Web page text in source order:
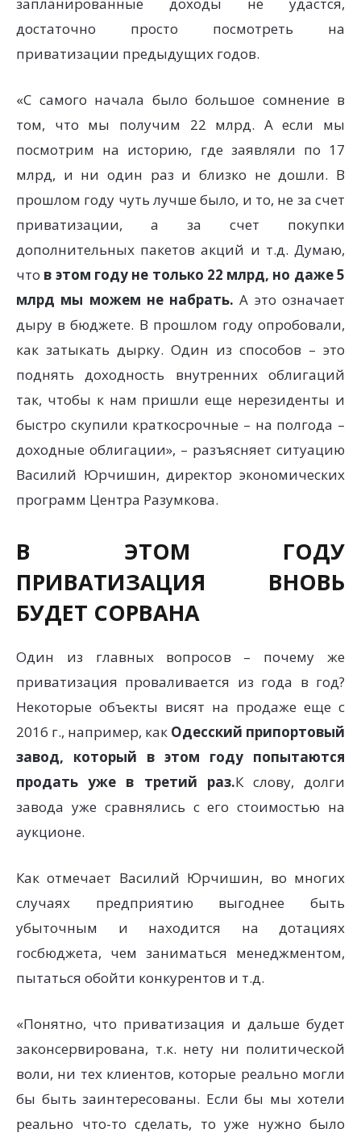
достаточно просто посмотреть на
приватизации предыдущих годов.
«С самого начала было большое сомнение в
том, что мы получим 22 млрд. А если мы
посмотрим на историю, где заявляли по 17
млрд, и ни один раз и близко не дошли. В
прошлом году чуть лучше было, и то, не за счет
приватизации, а за счет покупки
дополнительных пакетов акций и т.д. Думаю,
что в этом году не только 22 млрд, но даже 5
млрд мы можем не набрать. А это означает
дыру в бюджете. В прошлом году опробовали,
как затыкать дырку. Один из способов – это
поднять доходность внутренних облигаций
так, чтобы к нам пришли еще нерезиденты и
быстро скупили краткосрочные – на полгода –
доходные облигации», – разъясняет ситуацию
Василий Юрчишин, директор экономических
программ Центра Разумкова.
В ЭТОМ ГОДУ
ПРИВАТИЗАЦИЯ ВНОВЬ
БУДЕТ СОРВАНА
Один из главных вопросов – почему же
приватизация проваливается из года в год?
Некоторые объекты висят на продаже еще с
2016 г., например, как Одесский припортовый
завод, который в этом году попытаются
продать уже в третий раз.К слову, долги
завода уже сравнялись с его стоимостью на
аукционе.
Как отмечает Василий Юрчишин, во многих
случаях предприятию выгоднее быть
убыточным и находится на дотациях
госбюджета, чем заниматься менеджментом,
пытаться обойти конкурентов и т.д.
«Понятно, что приватизация и дальше будет
законсервирована, т.к. нету ни политической
воли, ни тех клиентов, которые реально могли
бы быть заинтересованы. Если бы мы хотели
реально что-то сделать, то уже нужно было